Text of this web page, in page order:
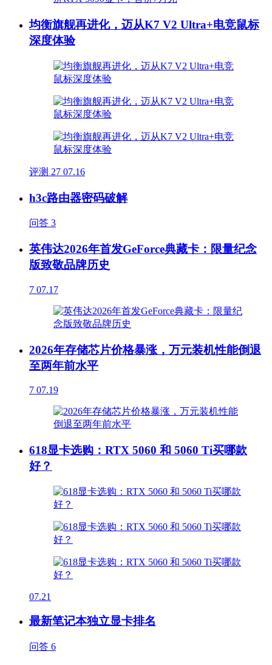
均衡旗舰再进化，迈从K7 V2 Ultra+电竞鼠标
深度体验
评测 27 07.16
h3c路由器密码破解
问答 3
英伟达2026年首发GeForce典藏卡：限量纪念
版致敬品牌历史
7 07.17
2026年存储芯片价格暴涨，万元装机性能倒退
至两年前水平
7 07.19
618显卡选购：RTX 5060 和 5060 Ti买哪款
好？
07.21
最新笔记本独立显卡排名
问答 6